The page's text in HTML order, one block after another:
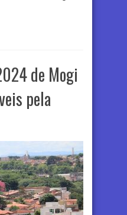
de Mogi
pela